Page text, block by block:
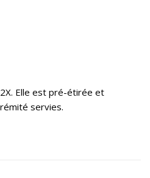
Elle est pré-étirée et
servies.